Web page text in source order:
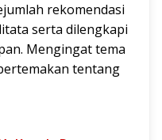
rekomendasi
serta dilengkapi
Mengingat tema
tentang